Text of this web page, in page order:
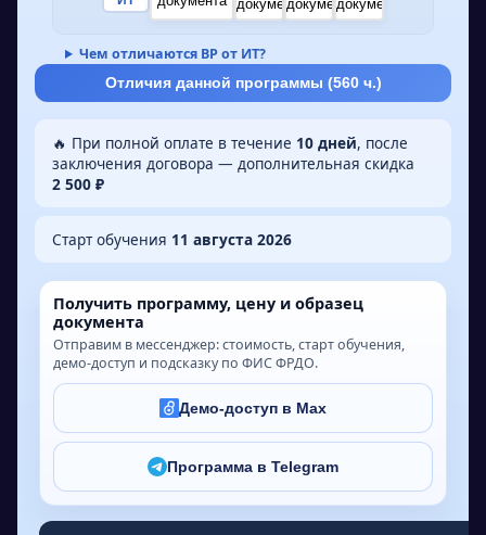
Чем отличаются ВР от ИТ?
Отличия данной программы (560ч.)
🔥 При полной оплате в течение 10 дней, после
заключения договора — дополнительная скидка
2 500 ₽
Старт обучения 11 августа 2026
Получить программу, цену и образец
документа
Отправим в мессенджер: стоимость, старт обучения,
демо-доступ и подсказку по ФИС ФРДО.
Демо-доступ в Max
Программа в Telegram